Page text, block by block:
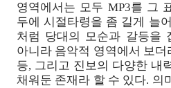
영역에서는 모두 MP3를 그
두에 시절타령을 좀 길게 늘
처럼 당대의 모순과 갈등을
아니라 음악적 영역에서 보
등, 그리고 진보의 다양한 내
채워둔 존재라 할 수 있다. 의